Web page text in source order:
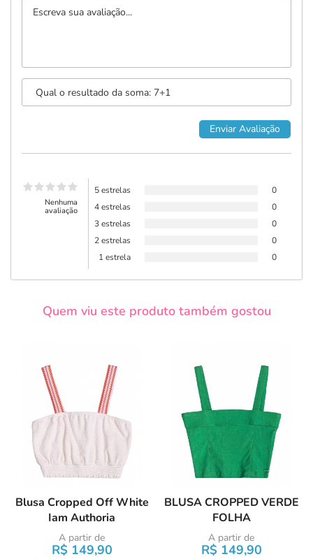
Nenhuma
avaliação
5 estrelas
0
4 estrelas
0
3 estrelas
0
2 estrelas
0
1 estrela
0
Quem viu este produto também gostou
Blusa Cropped Off White
Iam Authoria
A partir de
R$ 149,90
BLUSA CROPPED VERDE
FOLHA
A partir de
R$ 149,90